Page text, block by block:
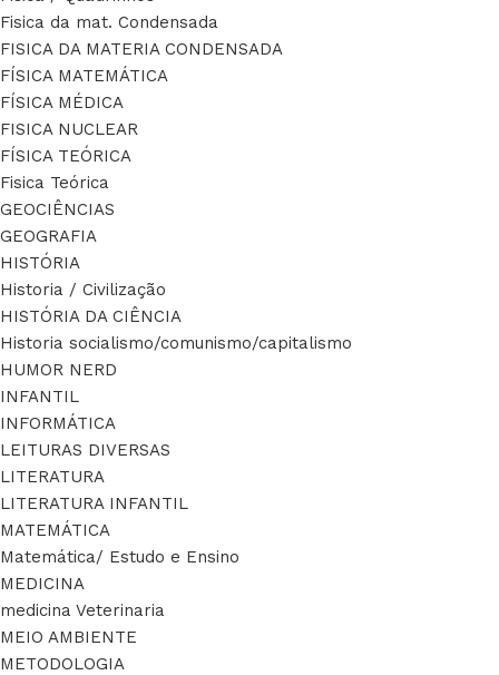
Fisica da mat. Condensada
FISICA DA MATERIA CONDENSADA
FÍSICA MATEMÁTICA
FÍSICA MÉDICA
FISICA NUCLEAR
FÍSICA TEÓRICA
Fisica Teórica
GEOCIÊNCIAS
GEOGRAFIA
HISTÓRIA
Historia / Civilização
HISTÓRIA DA CIÊNCIA
Historia socialismo/comunismo/capitalismo
HUMOR NERD
INFANTIL
INFORMÁTICA
LEITURAS DIVERSAS
LITERATURA
LITERATURA INFANTIL
MATEMÁTICA
Matemática/ Estudo e Ensino
MEDICINA
medicina Veterinaria
MEIO AMBIENTE
METODOLOGIA